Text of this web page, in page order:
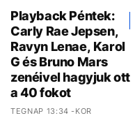
Playback Péntek:
Carly Rae Jepsen,
Ravyn Lenae, Karol
G és Bruno Mars
zenéivel hagyjuk ott
a 40 fokot
TEGNAP 13:34 -KOR